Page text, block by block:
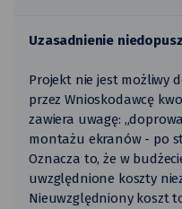
Uzasadnienie
Projekt nie jest możliwy
przez Wnioskodawcę
zawiera uwagę:
montażu ekranów - po
Oznacza to, że w
uwzględnione koszty
Nieuwzględniony koszt